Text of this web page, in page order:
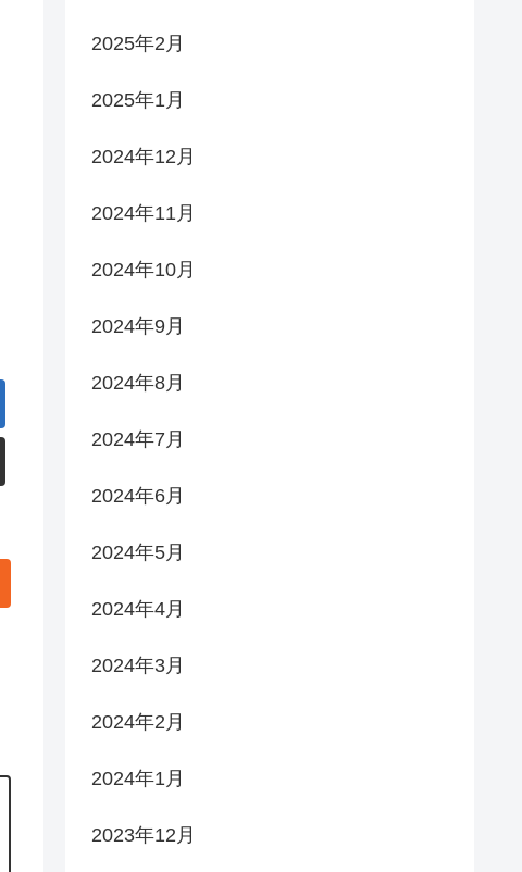
2025年2月
2025年1月
2024年12月
2024年11月
2024年10月
2024年9月
2024年8月
2024年7月
2024年6月
2024年5月
2024年4月
2024年3月
2024年2月
2024年1月
2023年12月